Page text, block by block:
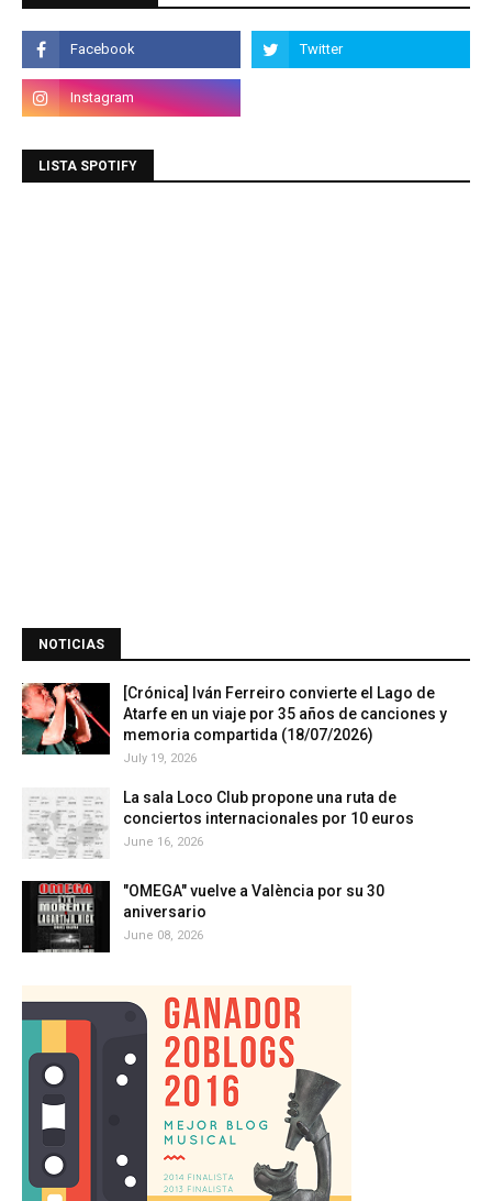
LISTA SPOTIFY
NOTICIAS
[Crónica] Iván Ferreiro convierte el Lago de
Atarfe en un viaje por 35 años de canciones y
memoria compartida (18/07/2026)
July 19, 2026
La sala Loco Club propone una ruta de
conciertos internacionales por 10 euros
June 16, 2026
"OMEGA" vuelve a València por su 30
aniversario
June 08, 2026